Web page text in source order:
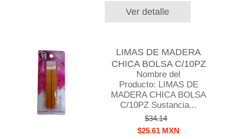
Ver detalle
LIMAS DE MADERA
CHICA BOLSA C/10PZ
Nombre del
Producto: LIMAS DE
MADERA CHICA BOLSA
C/10PZ Sustancia...
$34.14
$25.61 MXN